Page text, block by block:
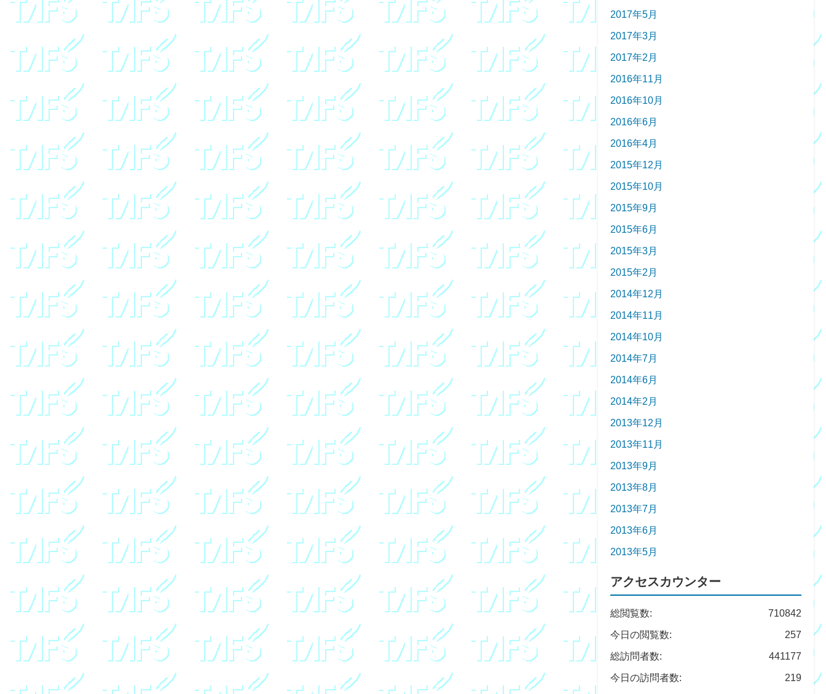
2017年5月
2017年3月
2017年2月
2016年11月
2016年10月
2016年6月
2016年4月
2015年12月
2015年10月
2015年9月
2015年6月
2015年3月
2015年2月
2014年12月
2014年11月
2014年10月
2014年7月
2014年6月
2014年2月
2013年12月
2013年11月
2013年9月
2013年8月
2013年7月
2013年6月
2013年5月
アクセスカウンター
710842
総閲覧数:
257
今日の閲覧数:
441177
総訪問者数:
219
今日の訪問者数: